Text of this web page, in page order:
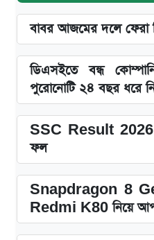
বাবর আজমের দলে ফেরা
ডিএসইতে বন্ধ
পুরোনোটি ২৪ বছর ধরে
SSC Result 2026:
ফল
Snapdragon 8
Redmi K80 নিয়ে